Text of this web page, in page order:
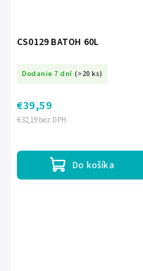
CS0129 BATOH 60L
Dodanie 7 dní (>20 ks)
€32,19 bez DPH
€39,59
Do košíka